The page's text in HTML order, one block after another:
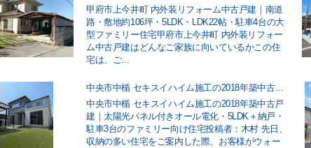
甲府市上今井町 内外装リフォーム中古戸建｜南道
路・敷地約106坪・5LDK・LDK22帖・駐車4台の大
型ファミリー住宅甲府市上今井町 内外装リフォー
ム中古戸建はどんなご家族に向いているかこの住
宅は、ご...
中央市中楯 セキスイハイム施工の2018年築中古戸建｜太陽光パネル付きオール電化・5LDK＋納戸・駐車3台のファミリー向け住宅
中央市中楯 セキスイハイム施工の2018年築中古戸
建｜太陽光パネル付きオール電化・5LDK＋納戸・
駐車3台のファミリー向け住宅投稿者：木村 先日、
収納の多い住宅をご案内した際、お客様がウォー